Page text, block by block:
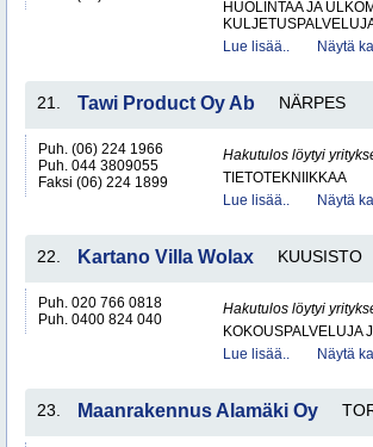
HUOLINTAA JA
Lue lisää..
Näytä
21. Tawi Product Oy Ab NÄRPES
Puh. (06) 224 1966
Puh. 044 3809055
Faksi (06) 224 1899
Hakutulos löytyi
TIETOTEKNIIKKAA
Lue lisää..
Näytä
22. Kartano Villa Wolax KUUSISTO
Puh. 020 766 0818
Puh. 0400 824 040
Hakutulos löytyi
KOKOUSPALVELUJA
Lue lisää..
Näytä
23. Maanrakennus Alamäki Oy